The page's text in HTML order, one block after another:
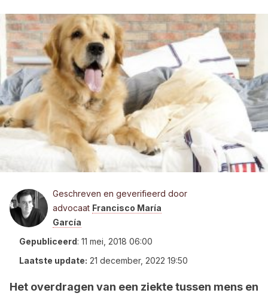
Geschreven en geverifieerd door
advocaat Francisco María
García
Gepubliceerd: 11 mei, 2018 06:00
Laatste update: 21 december, 2022 19:50
Het overdragen van een ziekte tussen mens en